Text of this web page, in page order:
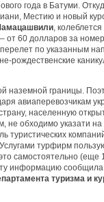
года в Батуми.
Местию и новый
,
от 60 долларов за
по указанным
рождественские
наземной границы.
авиаперевозчикам
населенную
не обходимо указати
туристических
турфирм
самостоятельно (еще
информацию
туризма и